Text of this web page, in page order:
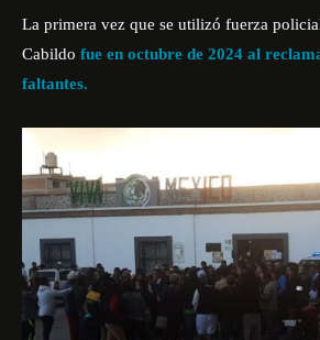
La primera vez que se utilizó fuerza
Cabildo fue en octubre de 2024 al
faltantes.